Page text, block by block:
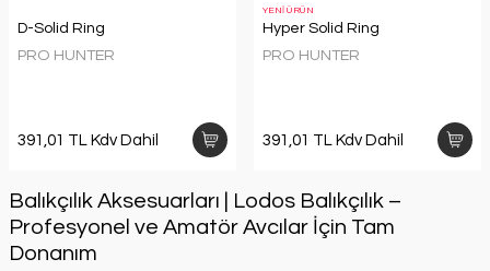
D-Solid Ring
PRO HUNTER
391,01 TL Kdv Dahil
YENİ ÜRÜN
Hyper Solid Ring
PRO HUNTER
391,01 TL Kdv Dahil
Balıkçılık Aksesuarları | Lodos Balıkçılık –
Profesyonel ve Amatör Avcılar İçin Tam
Donanım